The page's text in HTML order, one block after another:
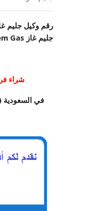
رقم وكيل جليم
جليم غاز Glem Gas وكيل شركة جليم غاز بالرياض وجدة ومكة والمدينة وابها والدمام والخبر
شراء
في السعودية